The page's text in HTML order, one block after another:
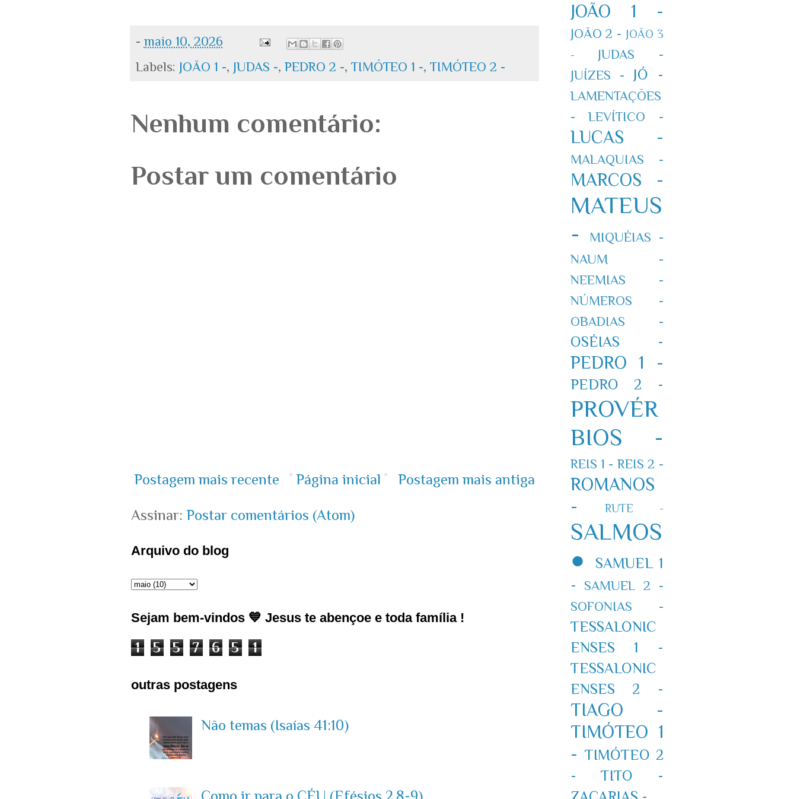
- maio 10, 2026
Labels: JOÃO 1 -, JUDAS -, PEDRO 2 -, TIMÓTEO 1 -, TIMÓTEO 2 -
Nenhum comentário:
Postar um comentário
Postagem mais recente Postagem mais antiga
Página inicial
Assinar: Postar comentários (Atom)
Arquivo do blog
Sejam bem-vindos 💙 Jesus te abençoe e toda família !
1 5 5 7 6 5 1
outras postagens
Não temas (Isaías 41:10)
JOÃO 1 -
JOÃO 2 - JOÃO 3
-
JUDAS -
JUÍZES -
JÓ -
LAMENTAÇÕES
-
LEVÍTICO -
LUCAS -
MALAQUIAS -
MARCOS -
MATEUS
-
MIQUÉIAS -
NAUM -
NEEMIAS -
NÚMEROS -
OBADIAS -
OSÉIAS -
PEDRO 1 -
PEDRO 2 -
PROVÉR
BIOS -
REIS 1 - REIS 2 -
ROMANOS
-
RUTE -
SALMOS
●
SAMUEL 1
-
SAMUEL 2 -
SOFONIAS -
TESSALONIC
ENSES 1 -
TESSALONIC
ENSES 2 -
TIAGO -
TIMÓTEO 1
- TIMÓTEO 2
-
TITO -